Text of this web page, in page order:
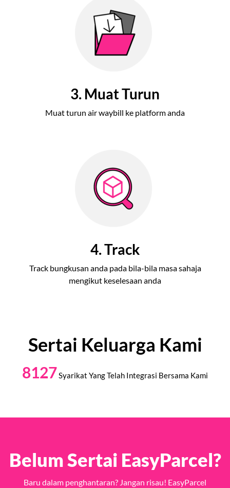
3. Muat Turun
Muat turun air waybill ke platform anda
4. Track
Track bungkusan anda pada bila-bila masa sahaja
mengikut keselesaan anda
Sertai Keluarga Kami
8127Syarikat Yang Telah Integrasi Bersama Kami
Belum Sertai EasyParcel?
Baru dalam penghantaran? Jangan risau! EasyParcel